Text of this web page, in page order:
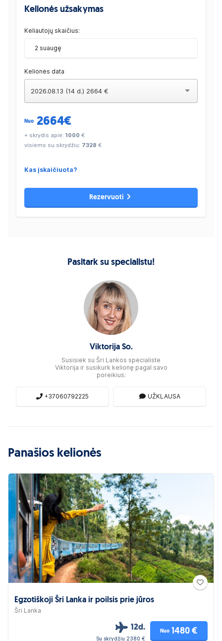
Kelionės užsakymas
Keliautojų skaičius:
2 suaugę
Kelionės data
2026.08.13 (14 d.) 2664 €
Nuo 2664€
+ skrydis apie: 1000 €
visiems su skrydžiu: 7328 €
Kas įskaičiuota?
Rezervuoti
Pasitark su specialistu!
Viktorija So.
Susisiek su Šri Lankos specialiste
Viktorija ir susikurk kelionę pagal savo
poreikius:
+37060792225 UŽKLAUSA
Panašios kelionės
Egzotiškoji Šri Lanka ir poilsis prie jūros
Šri Lanka
12d.
Su skrydžiu 2380 €
Nuo 1480 €